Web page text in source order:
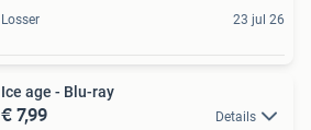
Losser 23 jul 26
Ice age - Blu-ray
€ 7,99 Details